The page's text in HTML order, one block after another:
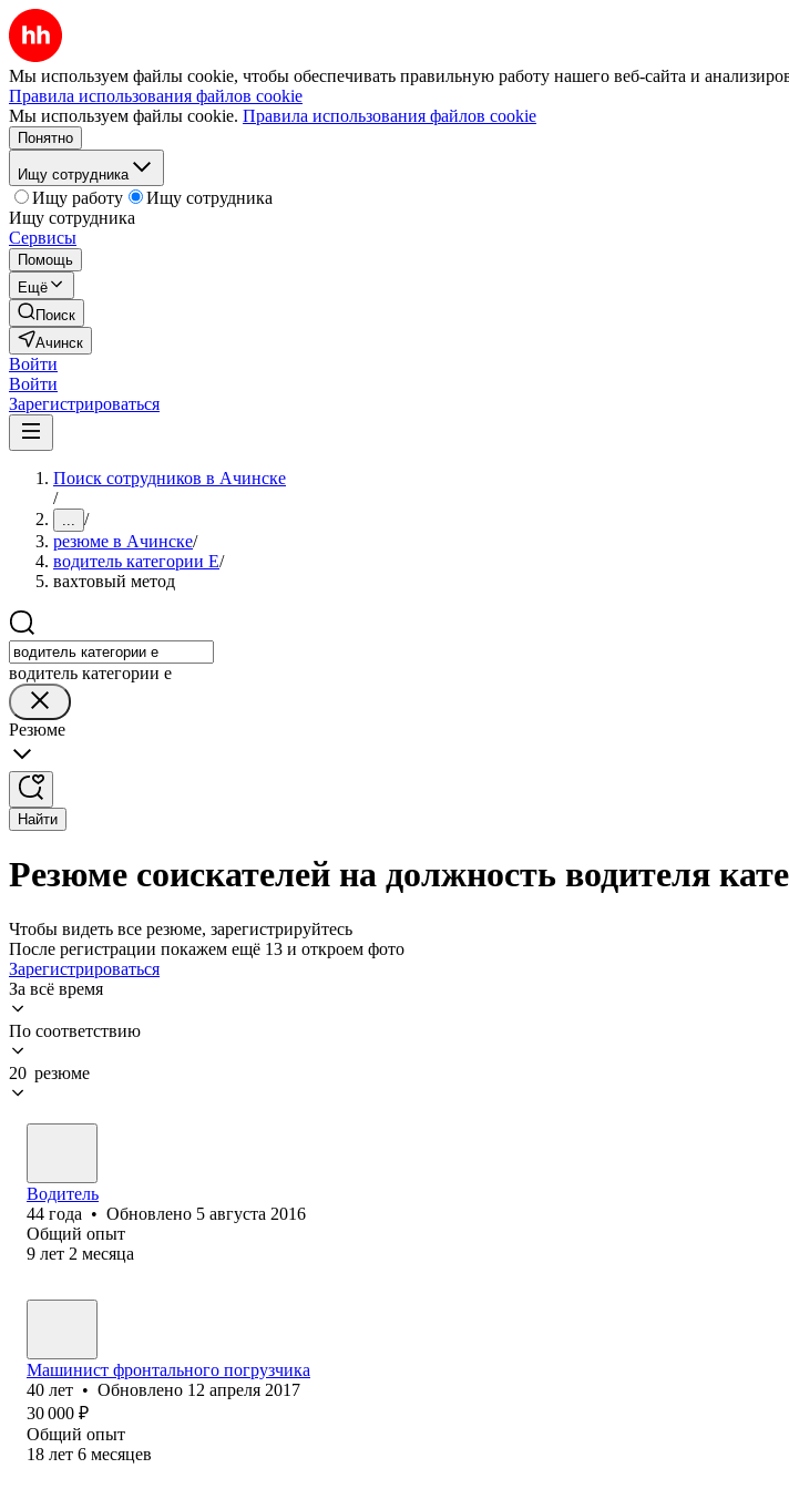
Мы используем файлы cookie, чтобы обеспечивать правильную работу нашего веб-сайта и
Правила использования файлов cookie
Мы используем файлы cookie. Правила использования файлов cookie
Понятно
Ищу сотрудника
Ищу работу
Ищу сотрудника
Ищу сотрудника
Сервисы
Помощь
Ещё
Поиск
Ачинск
Войти
Войти
Зарегистрироваться
Поиск сотрудников в Ачинске
/
... /
резюме в Ачинске/
водитель категории E/
вахтовый метод
водитель категории e
Резюме
Найти
Резюме соискателей на должность водителя
Чтобы видеть все резюме, зарегистрируйтесь
После регистрации покажем ещё 13 и откроем фото
Зарегистрироваться
За всё время
По соответствию
20 резюме
Водитель
44 года • Обновлено 5 августа 2016
Общий опыт
9 лет 2 месяца
Машинист фронтального погрузчика
40 лет • Обновлено 12 апреля 2017
30 000 ₽
Общий опыт
18 лет 6 месяцев